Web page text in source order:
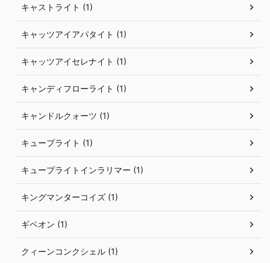
キャストライト (1)
キャッツアイアパタイト (1)
キャッツアイセレナイト (1)
キャンディフローライト (1)
キャンドルクォーツ (1)
キュープライト (1)
キュープライトインラリマー (1)
キングマンターコイズ (1)
ギベオン (1)
クィーンコンクシェル (1)